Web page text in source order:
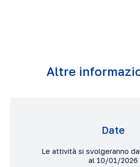
Altre
Date
Le attività si svolgeranno
al 10/01/2026